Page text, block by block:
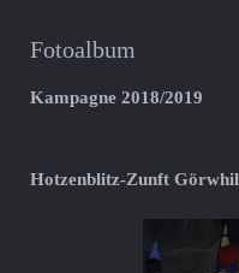
Fotoalbum
Kampagne 2018/2019
Hotzenblitz-Zunft Görwhil